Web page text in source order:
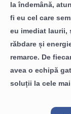
la îndemână,
fi eu cel care
eu imediat laurii,
răbdare și
remarce. De
avea o echipă
soluții la cele